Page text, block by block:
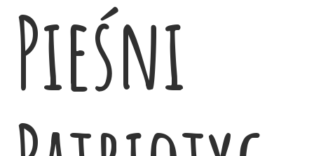
Pieśni